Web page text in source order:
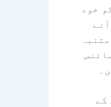
خود
کے